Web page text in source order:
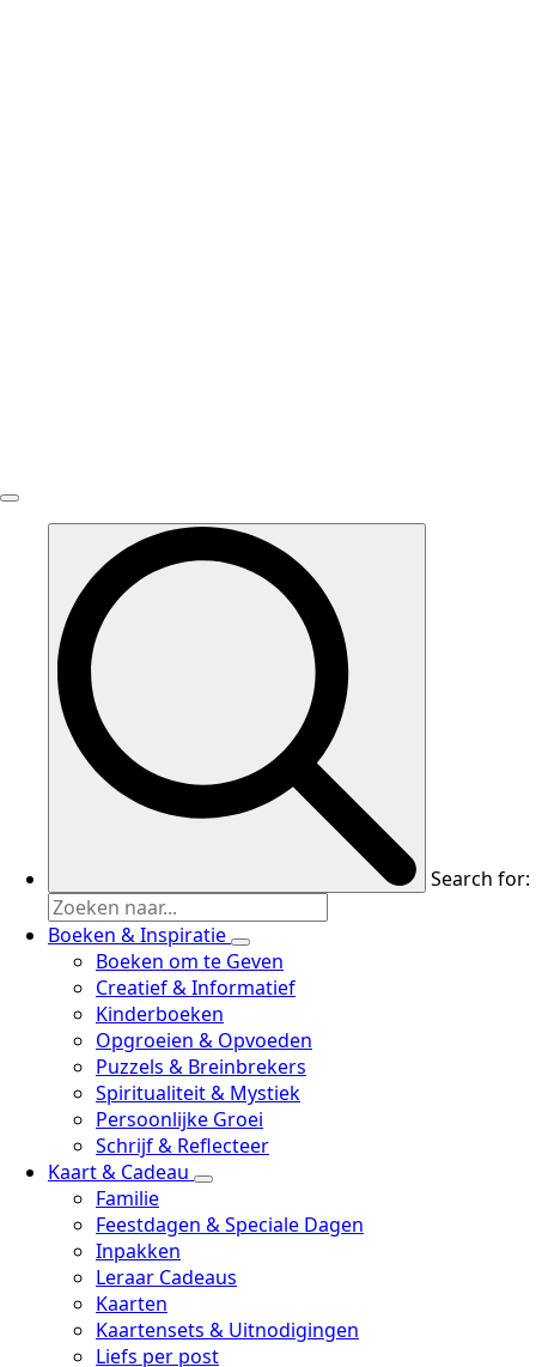
Search for:
Boeken & Inspiratie
Boeken om te Geven
Creatief & Informatief
Kinderboeken
Opgroeien & Opvoeden
Puzzels & Breinbrekers
Spiritualiteit & Mystiek
Persoonlijke Groei
Schrijf & Reflecteer
Kaart & Cadeau
Familie
Feestdagen & Speciale Dagen
Inpakken
Leraar Cadeaus
Kaarten
Kaartensets & Uitnodigingen
Liefs per post